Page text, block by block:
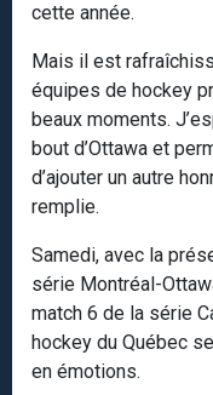
cette année.
Mais il est
équipes de hockey
beaux moments.
bout d’Ottawa et
d’ajouter un autre
remplie.
Samedi, avec la
série Montréal-
match 6 de la série
hockey du Québec
en émotions.